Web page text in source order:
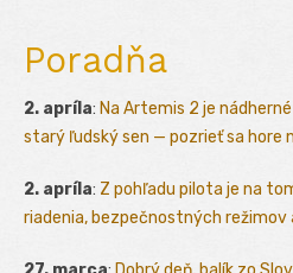
Poradňa
2. apríla: Na Artemis 2 je
starý ľudský sen — pozrieť sa hore
2. apríla: Z pohľadu pilota je na
riadenia, bezpečnostných režimov